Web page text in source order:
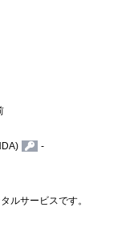
-
ルサービスです。